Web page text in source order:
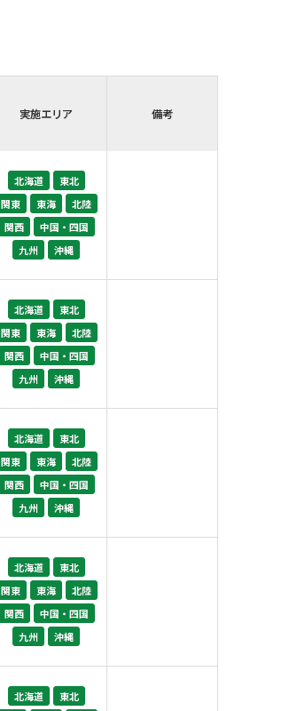
実施エリア 備考
北海道
東北
関東
東海
北陸
関西
中国・四国
九州
沖縄
北海道
東北
関東
東海
北陸
関西
中国・四国
九州
沖縄
北海道
東北
関東
東海
北陸
関西
中国・四国
九州
沖縄
北海道
東北
関東
東海
北陸
関西
中国・四国
九州
沖縄
北海道
東北